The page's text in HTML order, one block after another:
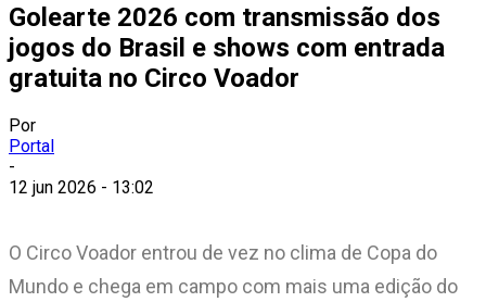
Golearte 2026 com transmissão dos
jogos do Brasil e shows com entrada
gratuita no Circo Voador
Por
Portal
-
12 jun 2026 - 13:02
O Circo Voador entrou de vez no clima de Copa do
Mundo e chega em campo com mais uma edição do